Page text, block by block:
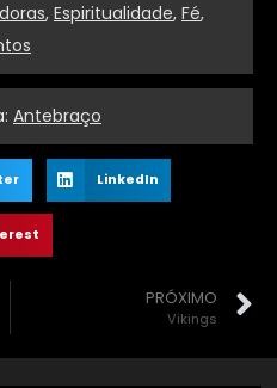
, Espiritualidade, Fé,
Antebraço
LinkedIn
PRÓXIMO
Vikings